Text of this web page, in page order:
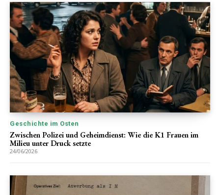
Geschichte im Osten
Zwischen Polizei und Geheimdienst: Wie die K1 Frauen im
Milieu unter Druck setzte
24/06/2026